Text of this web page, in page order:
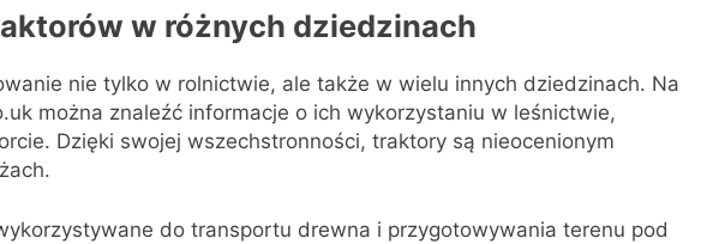
w różnych dziedzinach
nie tylko w rolnictwie, ale także w wielu innych dziedzinach. Na
można znaleźć informacje o ich wykorzystaniu w leśnictwie,
Dzięki swojej wszechstronności, traktory są nieocenionym
do transportu drewna i przygotowywania terenu pod